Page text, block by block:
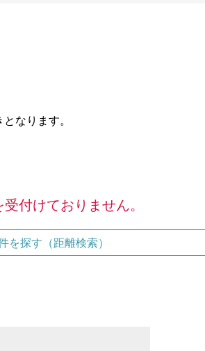
なります。
付けておりません。
を探す（距離検索）